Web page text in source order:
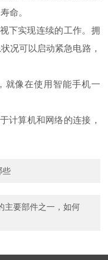
命。
实现连续的工作。拥
况可以启动紧急电路，
像在使用智能手机一
算机和网络的连接，
些
主要部件之一，如何